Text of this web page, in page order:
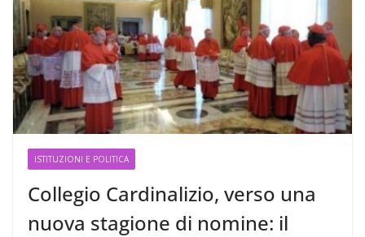
ISTITUZIONI E POLITICA
Collegio Cardinalizio, verso una
nuova stagione di nomine: il